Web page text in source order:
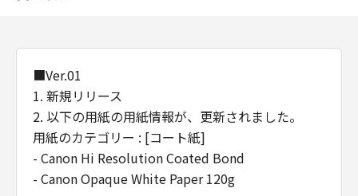
え、キヤノン、キヤノンの関連会社、それらの
販売代理店及び販売店がかかる損害の可能性に
ついて知らされていた場合でも同様です。
(3) キヤノン、キヤノンの関連会社、それらの販
売代理店及び販売店は、「本ソフトウエア」の
使用に起因または関連してお客様と第三者との
間に生じたいかなる紛争についても、一切責任
を負わないものとします。
■Ver.01
1. 新規リリース
2. 以下の用紙の用紙情報が、更新されました。
用紙のカテゴリー : [コート紙]
- Canon Hi Resolution Coated Bond
- Canon Opaque White Paper 120g